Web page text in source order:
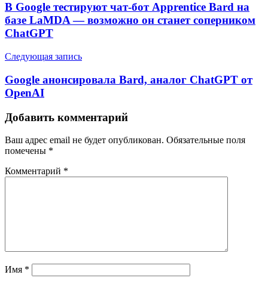
В Google тестируют чат-бот Apprentice Bard на
базе LaMDA — возможно он станет соперником
ChatGPT
Следующая запись
Google анонсировала Bard, аналог ChatGPT от
OpenAI
Добавить комментарий
Ваш адрес email не будет опубликован. Обязательные поля
помечены *
Комментарий *
Имя *